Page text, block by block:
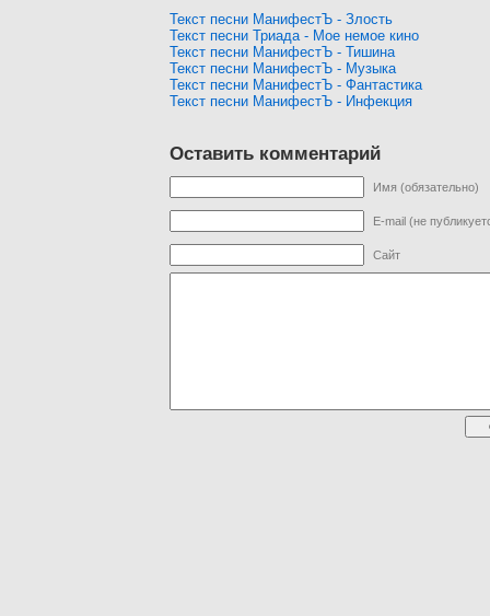
Текст песни МанифестЪ - Злость
Текст песни Триада - Мое немое кино
Текст песни МанифестЪ - Тишина
Текст песни МанифестЪ - Музыка
Текст песни МанифестЪ - Фантастика
Текст песни МанифестЪ - Инфекция
Оставить комментарий
Имя (обязательно)
E-mail (не
Сайт